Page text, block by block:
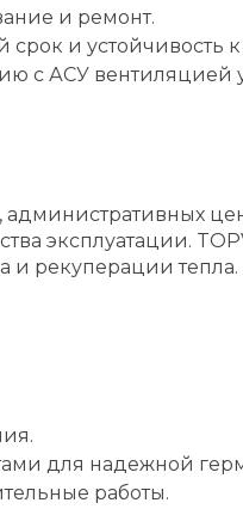
и ремонт.
и устойчивость
с АСУ
эксплуатации.
и рекуперации тепла.
для надежной
работы.